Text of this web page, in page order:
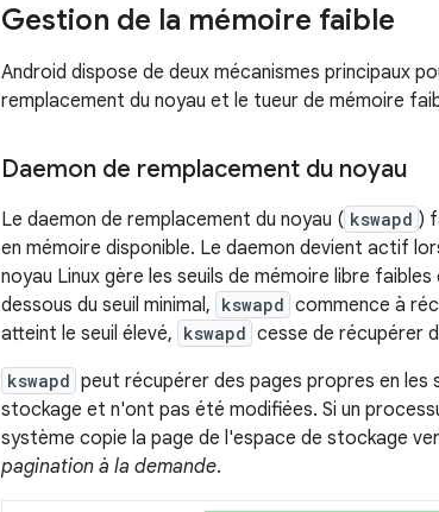
Gestion de la mémoire faible
Android dispose de deux mécanismes principaux
remplacement du noyau et le tueur de mémoire
Daemon de remplacement du noyau
Le daemon de remplacement du noyau ( kswapd )
en mémoire disponible. Le daemon devient actif
noyau Linux gère les seuils de mémoire libre
dessous du seuil minimal, kswapd commence à
atteint le seuil élevé, kswapd cesse de récupérer
kswapd peut récupérer des pages propres en
stockage et n'ont pas été modifiées. Si un
système copie la page de l'espace de stockage
pagination à la demande.